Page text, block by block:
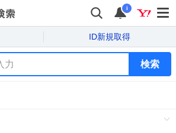
i
ID新規取得
検索